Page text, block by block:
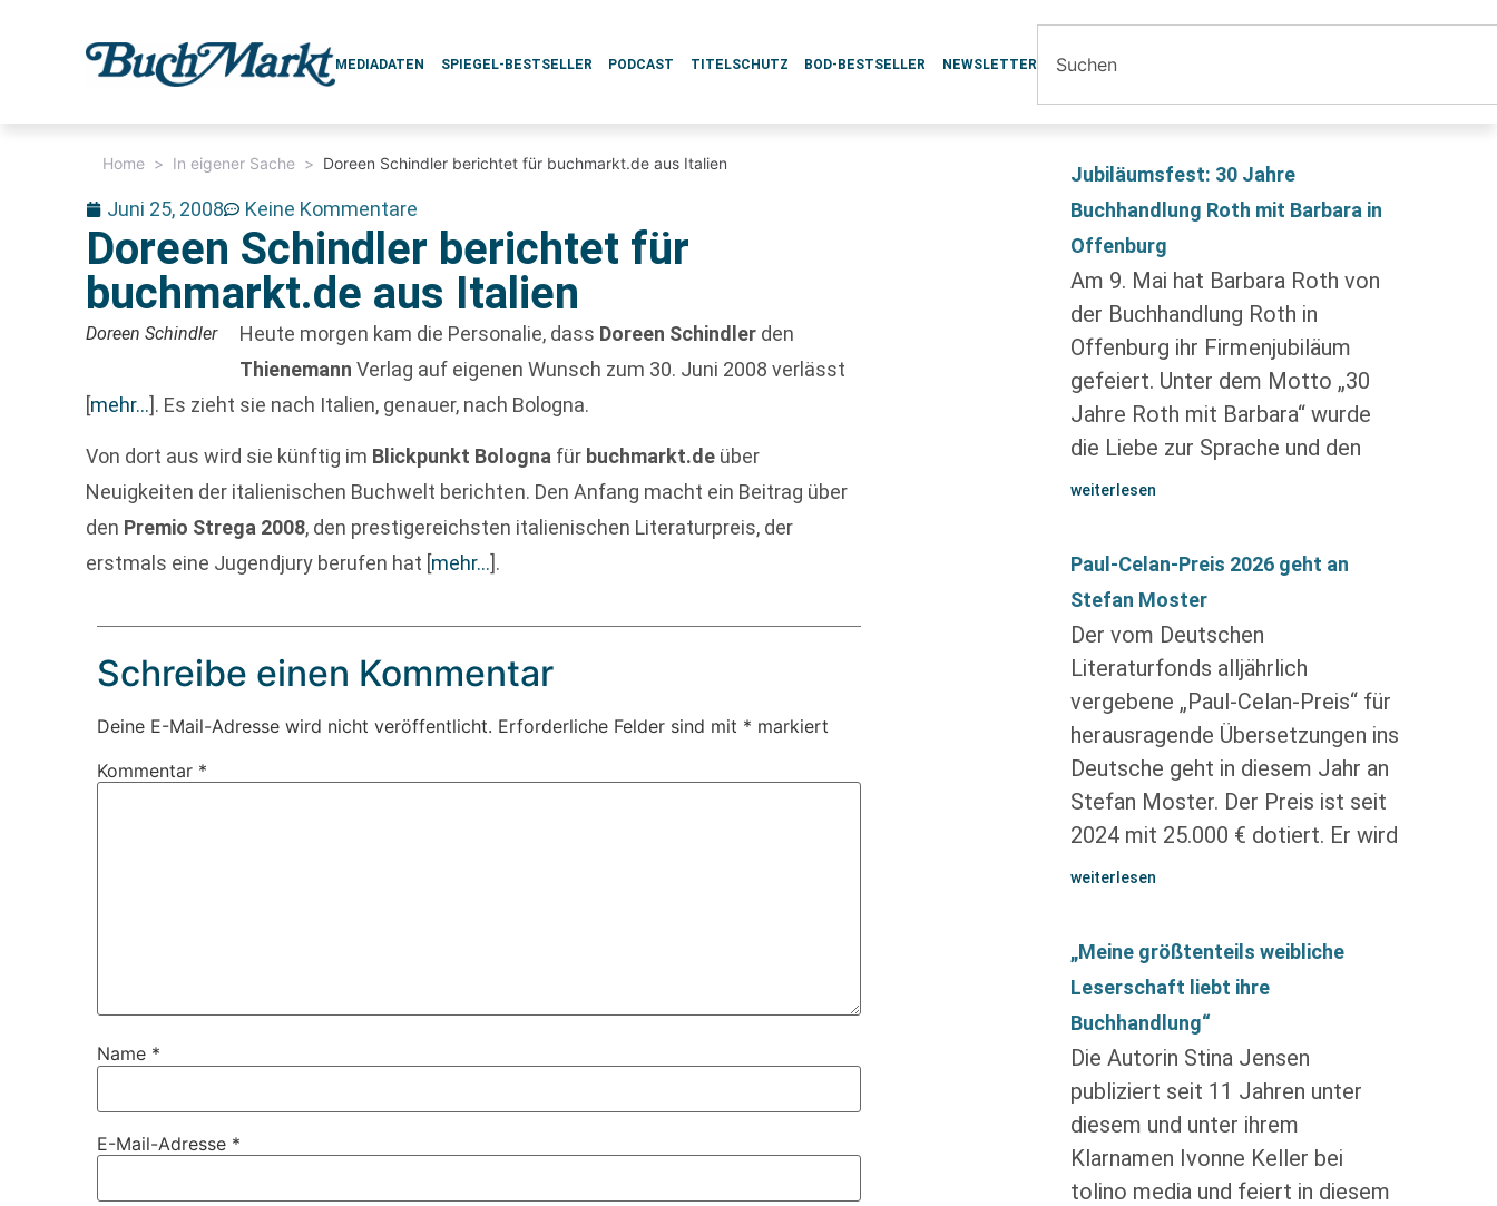
MEDIADATEN SPIEGEL-BESTSELLER PODCAST TITELSCHUTZ BOD-BESTSELLER NEWSLETTER
Home > In eigener Sache > Doreen Schindler berichtet für buchmarkt.de aus Italien
Juni 25, 2008 Keine Kommentare
Doreen Schindler berichtet für
buchmarkt.de aus Italien
Doreen Schindler Heute morgen kam die Personalie, dass Doreen Schindler den
Thienemann Verlag auf eigenen Wunsch zum 30. Juni 2008 verlässt
[mehr…]. Es zieht sie nach Italien, genauer, nach Bologna.
Von dort aus wird sie künftig im Blickpunkt Bologna für buchmarkt.de über
Neuigkeiten der italienischen Buchwelt berichten. Den Anfang macht ein Beitrag über
den Premio Strega 2008, den prestigereichsten italienischen Literaturpreis, der
erstmals eine Jugendjury berufen hat [mehr…].
Schreibe einen Kommentar
Deine E-Mail-Adresse wird nicht veröffentlicht. Erforderliche Felder sind mit * markiert
Kommentar *
Name *
E-Mail-Adresse *
Jubiläumsfest: 30 Jahre
Buchhandlung Roth mit Barbara in
Offenburg
Am 9. Mai hat Barbara Roth von
der Buchhandlung Roth in
Offenburg ihr Firmenjubiläum
gefeiert. Unter dem Motto „30
Jahre Roth mit Barbara“ wurde
die Liebe zur Sprache und den
weiterlesen
Paul-Celan-Preis 2026 geht an
Stefan Moster
Der vom Deutschen
Literaturfonds alljährlich
vergebene „Paul-Celan-Preis“ für
herausragende Übersetzungen ins
Deutsche geht in diesem Jahr an
Stefan Moster. Der Preis ist seit
2024 mit 25.000 € dotiert. Er wird
weiterlesen
„Meine größtenteils weibliche
Leserschaft liebt ihre
Buchhandlung“
Die Autorin Stina Jensen
publiziert seit 11 Jahren unter
diesem und unter ihrem
Klarnamen Ivonne Keller bei
tolino media und feiert in diesem